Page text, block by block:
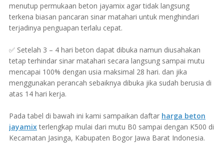
menutup permukaan beton jayamix agar tidak langsung
terkena biasan pancaran sinar matahari untuk menghindari
terjadinya penguapan terlalu cepat.
✅ Setelah 3 – 4 hari beton dapat dibuka namun diusahakan
tetap terhindar sinar matahari secara langsung sampai mutu
mencapai 100% dengan usia maksimal 28 hari. dan jika
menggunakan perancah sebaiknya dibuka jika sudah berusia di
atas 14 hari kerja.
Pada tabel di bawah ini kami sampaikan daftar harga beton
jayamixterlengkap mulai dari mutu B0 sampai dengan K500 di
Kecamatan Jasinga, Kabupaten Bogor Jawa Barat Indonesia.